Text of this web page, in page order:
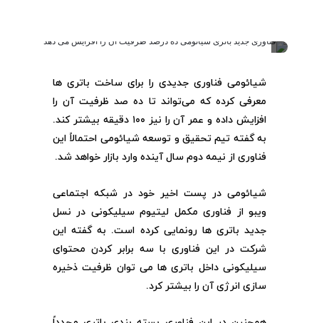
شیائومی فناوری جدیدی را برای ساخت باتری ها
معرفی کرده که می‌تواند تا ده صد ظرفیت آن را
افزایش داده و عمر آن را نیز ۱۰۰ دقیقه بیشتر کند.
به گفته تیم تحقیق و توسعه شیائومی احتمالاً این
فناوری از نیمه دوم سال آینده وارد بازار خواهد شد.
شیائومی در پست اخیر خود در شبکه اجتماعی
ویبو از فناوری مکمل لیتیوم سیلیکونی در نسل
جدید باتری ها رونمایی کرده است. به گفته این
شرکت در این فناوری با سه برابر کردن محتوای
سیلیکونی داخل باتری ها می توان ظرفیت ذخیره
سازی انرژی آن را بیشتر کرد.